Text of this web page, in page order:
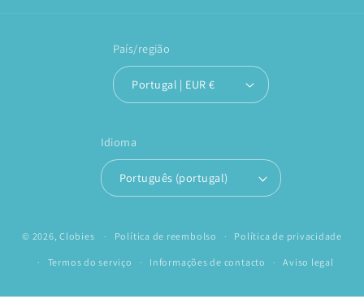
País/região
Portugal | EUR €
Idioma
Português (portugal)
© 2026,Clobies Política de reembolso Política de privacidade
Termos do serviço Informações de contacto Aviso legal